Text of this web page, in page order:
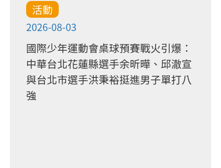
活動
2026-08-03
國際少年運動會桌球預賽戰火引爆：
中華台北花蓮縣選手余昕曄、邱澈宣
與台北市選手洪秉裕挺進男子單打八
強